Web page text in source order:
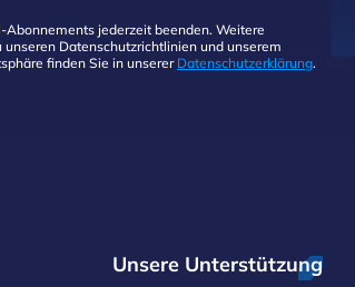
jederzeit beenden. Weitere
Datenschutzrichtlinien und unserem
finden Sie in unserer Datenschutzerklärung.
Unsere Unterstützung